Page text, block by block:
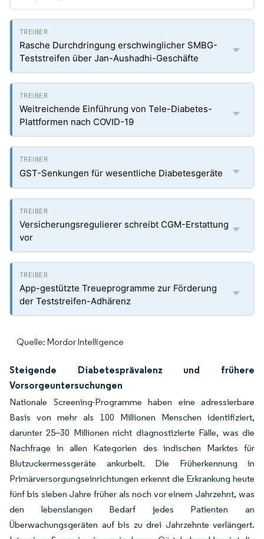
Rasche Durchdringung erschwinglicher SMBG-
Teststreifen über Jan-Aushadhi-Geschäfte
Weitreichende Einführung von Tele-Diabetes-
Plattformen nach COVID-19
GST-Senkungen für wesentliche Diabetesgeräte
Versicherungsregulierer schreibt CGM-Erstattung
vor
App-gestützte Treueprogramme zur Förderung
der Teststreifen-Adhärenz
Quelle: Mordor Intelligence
Steigende Diabetesprävalenz und frühere
Vorsorgeuntersuchungen
Nationale Screening-Programme haben eine adressierbare
Basis von mehr als 100 Millionen Menschen identifiziert,
darunter 25–30 Millionen nicht diagnostizierte Fälle, was die
Nachfrage in allen Kategorien des indischen Marktes für
Blutzuckermessgeräte ankurbelt. Die Früherkennung in
Primärversorgungseinrichtungen erkennt die Erkrankung heute
fünf bis sieben Jahre früher als noch vor einem Jahrzehnt, was
den lebenslangen Bedarf jedes Patienten an
Überwachungsgeräten auf bis zu drei Jahrzehnte verlängert.